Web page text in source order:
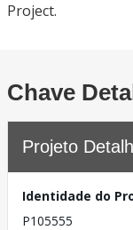
Project.
Chave
Projeto
Identidade do
P105555